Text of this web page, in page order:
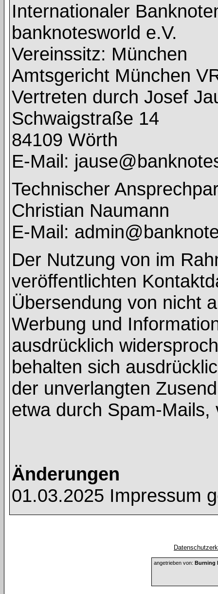
Internationaler
banknotesworld e.V.
Vereinssitz: München
Amtsgericht München
Vertreten durch Josef
Schwaigstraße 14
84109 Wörth
E-Mail:
Technischer
Christian Naumann
E-Mail:
Der Nutzung von im
veröffentlichten
Übersendung von nicht
Werbung und
ausdrücklich
behalten sich
der unverlangten
etwa durch Spam-Mails,
Änderungen
01.03.2025 Impressum
angetrieben von: Burning